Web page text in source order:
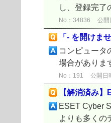
し、登録完了
No：34836 公開
「- を開けま
コンピュータ
場合がありま
No：191 公開日
【解消済み
ESET Cyber
よりも多くの